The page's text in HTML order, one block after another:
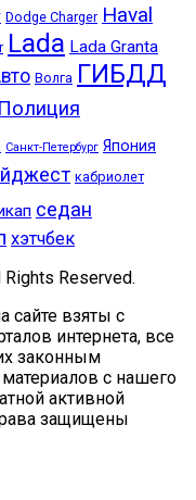
Dodge Charger Haval
Lada Lada Granta
Волга ГИБДД
Полиция
Санкт-Петербург Япония
кабриолет
седан
хэтчбек
Reserved.
сайте взяты с
интернета, все
законным
с нашего
активной
защищены